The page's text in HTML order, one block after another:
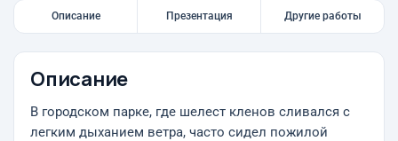
Описание Презентация Другие работы
Описание
В городском парке, где шелест кленов сливался с
легким дыханием ветра, часто сидел пожилой